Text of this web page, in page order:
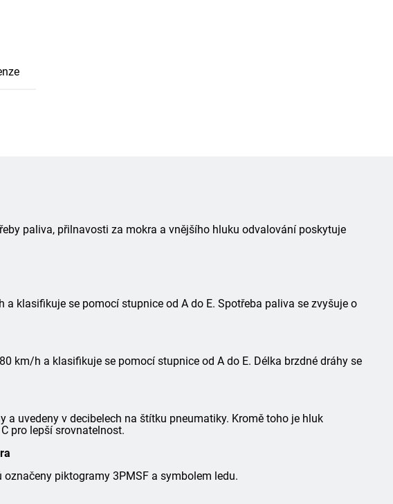
paliva, přilnavosti za mokra a vnějšího hluku odvalování poskytuje
klasifikuje se pomocí stupnice od A do E. Spotřeba paliva se zvyšuje o
km/h a klasifikuje se pomocí stupnice od A do E. Délka brzdné dráhy se
a uvedeny v decibelech na štítku pneumatiky. Kromě toho je hluk
pro lepší srovnatelnost.
piktogramy 3PMSF a symbolem ledu.